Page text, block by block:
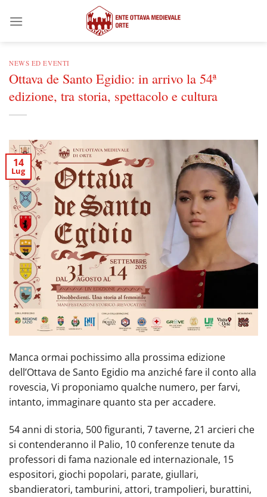
NEWS ED EVENTI
Ottava de Santo Egidio: in arrivo la 54ª
edizione, tra storia, spettacolo e cultura
14
Lug
Manca ormai pochissimo alla prossima edizione
dell’Ottava de Santo Egidio ma anziché fare il conto alla
rovescia, Vi proponiamo qualche numero, per farvi,
intanto, immaginare quanto sta per accadere.
54 anni di storia, 500 figuranti, 7 taverne, 21 arcieri che
si contenderanno il Palio, 10 conferenze tenute da
professori di fama nazionale ed internazionale, 15
espositori, giochi popolari, parate, giullari,
sbandieratori, tamburini, attori, trampolieri, burattini,